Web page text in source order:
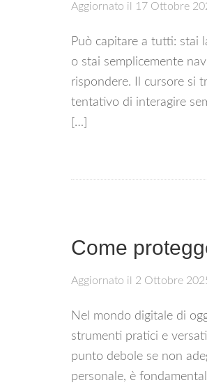
Aggiornato il 17 Ottobre
Può capitare a tutti: stai
o stai semplicemente
rispondere. Il cursore si
tentativo di interagire
[…]
Come
Aggiornato il 2 Ottobre
Nel mondo digitale di
strumenti pratici e
punto debole se non
personale, è